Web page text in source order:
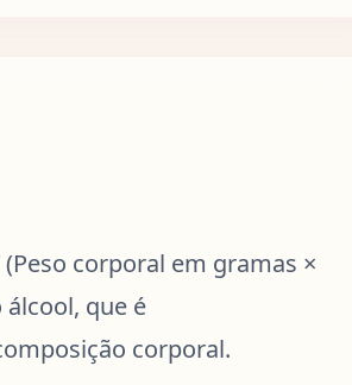
corporal em gramas ×
que é
corporal.